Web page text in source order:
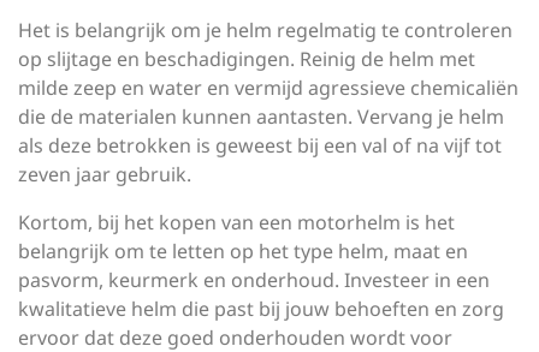
Het is belangrijk om je helm regelmatig te controleren
op slijtage en beschadigingen. Reinig de helm met
milde zeep en water en vermijd agressieve chemicaliën
die de materialen kunnen aantasten. Vervang je helm
als deze betrokken is geweest bij een val of na vijf tot
zeven jaar gebruik.
Kortom, bij het kopen van een motorhelm is het
belangrijk om te letten op het type helm, maat en
pasvorm, keurmerk en onderhoud. Investeer in een
kwalitatieve helm die past bij jouw behoeften en zorg
ervoor dat deze goed onderhouden wordt voor